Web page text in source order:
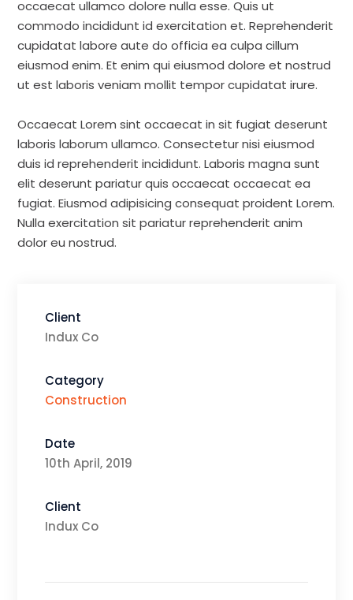
occaecat ullamco dolore nulla esse. Quis ut
commodo incididunt id exercitation et. Reprehenderit
cupidatat labore aute do officia ea culpa cillum
eiusmod enim. Et enim qui eiusmod dolore et nostrud
ut est laboris veniam mollit tempor cupidatat irure.
Occaecat Lorem sint occaecat in sit fugiat deserunt
laboris laborum ullamco. Consectetur nisi eiusmod
duis id reprehenderit incididunt. Laboris magna sunt
elit deserunt pariatur quis occaecat occaecat ea
fugiat. Eiusmod adipisicing consequat proident Lorem.
Nulla exercitation sit pariatur reprehenderit anim
dolor eu nostrud.
Client
Indux Co
Category
Construction
Date
10th April, 2019
Client
Indux Co